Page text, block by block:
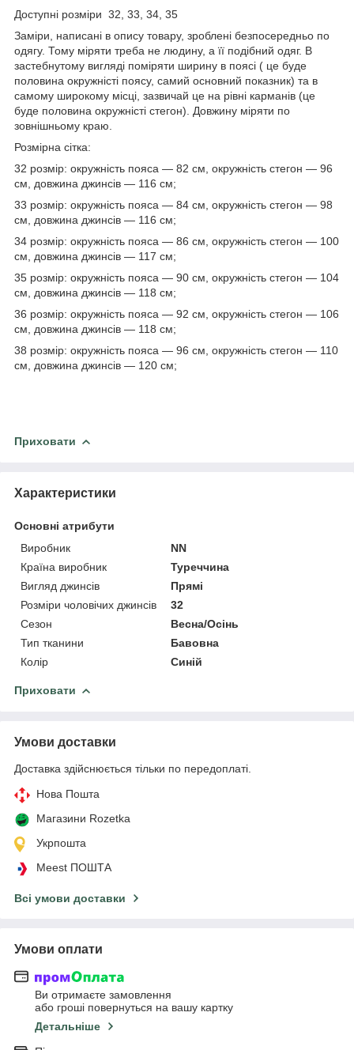
Доступні розміри 32, 33, 34, 35
Заміри, написані в опису товару, зроблені безпосередньо по
одягу. Тому міряти треба не людину, а її подібний одяг. В
застебнутому вигляді поміряти ширину в поясі ( це буде
половина окружністі поясу, самий основний показник) та в
самому широкому місці, зазвичай це на рівні карманів (це
буде половина окружністі стегон). Довжину міряти по
зовнішньому краю.
Розмірна сітка:
32 розмір: окружність пояса — 82 см, окружність стегон — 96
см, довжина джинсів — 116 см;
33 розмір: окружність пояса — 84 см, окружність стегон — 98
см, довжина джинсів — 116 см;
34 розмір: окружність пояса — 86 см, окружність стегон — 100
см, довжина джинсів — 117 см;
35 розмір: окружність пояса — 90 см, окружність стегон — 104
см, довжина джинсів — 118 см;
36 розмір: окружність пояса — 92 см, окружність стегон — 106
см, довжина джинсів — 118 см;
38 розмір: окружність пояса — 96 см, окружність стегон — 110
см, довжина джинсів — 120 см;
Приховати
Характеристики
Основні атрибути
Виробник
NN
Країна виробник
Туреччина
Вигляд джинсів
Прямі
Розміри чоловічих джинсів
32
Сезон
Весна/Осінь
Тип тканини
Бавовна
Колір
Синій
Приховати
Умови доставки
Доставка здійснюється тільки по передоплаті.
Нова Пошта
Магазини Rozetka
Укрпошта
Meest ПОШТА
Всі умови доставки
Умови оплати
Ви отримаєте замовлення
або гроші повернуться на вашу картку
Детальніше